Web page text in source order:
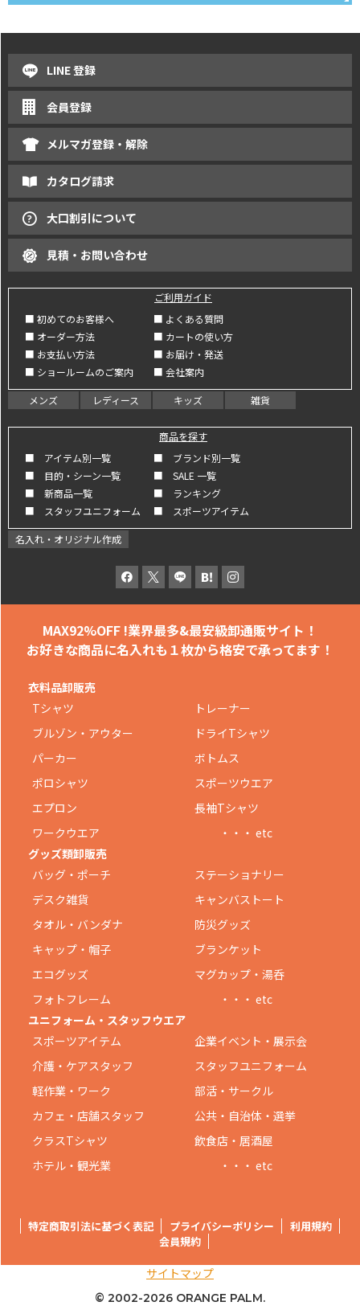
LINE 登録
会員登録
メルマガ登録・解除
カタログ請求
大口割引について
見積・お問い合わせ
ご利用ガイド
■ 初めてのお客様へ
■ よくある質問
■ オーダー方法
■ カートの使い方
■ お支払い方法
■ お届け・発送
■ ショールームのご案内
■ 会社案内
メンズ レディース キッズ 雑貨
商品を探す
■ アイテム別一覧
■ ブランド別一覧
■ 目的・シーン一覧
■ SALE 一覧
■ 新商品一覧
■ ランキング
■ スタッフユニフォーム
■ スポーツアイテム
名入れ・オリジナル作成
MAX92%OFF !業界最多&最安級卸通販サイト！
お好きな商品に名入れも １枚から格安で承ってます！
衣料品卸販売
Tシャツ
トレーナー
ブルゾン・アウター
ドライTシャツ
パーカー
ボトムス
ポロシャツ
スポーツウエア
エプロン
長袖Tシャツ
ワークウエア
・・・ etc
グッズ類卸販売
バッグ・ポーチ
ステーショナリー
デスク雑貨
キャンバストート
タオル・バンダナ
防災グッズ
キャップ・帽子
ブランケット
エコグッズ
マグカップ・湯呑
フォトフレーム
・・・ etc
ユニフォーム・スタッフウエア
スポーツアイテム
企業イベント・展示会
介護・ケアスタッフ
スタッフユニフォーム
軽作業・ワーク
部活・サークル
カフェ・店舗スタッフ
公共・自治体・選挙
クラスTシャツ
飲食店・居酒屋
ホテル・観光業
・・・ etc
特定商取引法に基づく表記 プライバシーポリシー
利用規約
会員規約
サイトマップ
© 2002-2026 ORANGE PALM.